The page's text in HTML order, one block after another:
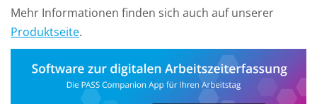
Mehr Informationen finden sich auch auf unserer
Produktseite.